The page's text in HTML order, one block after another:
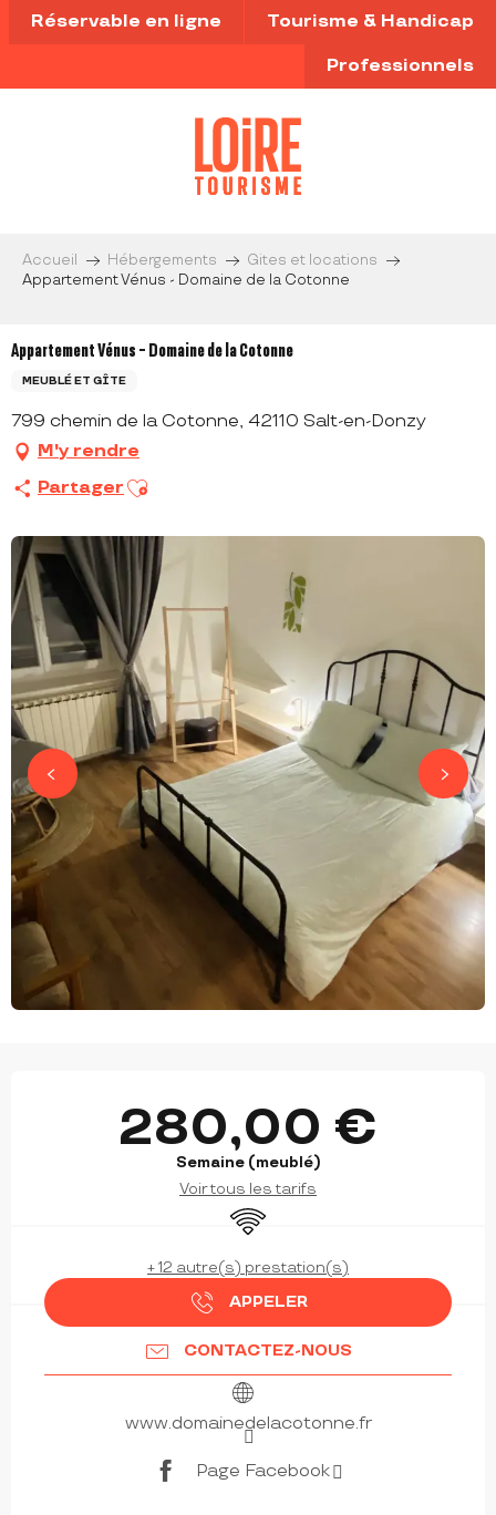
Aller
au
principal
Réservable en ligne Tourisme & Handicap
Professionnels
Accueil Hébergements
Gites et locations
Appartement Vénus - Domaine de la Cotonne
Appartement Vénus - Domaine de la Cotonne
MEUBLÉ ET GÎTE
799 chemin de la Cotonne, 42110 Salt-en-Donzy
M'y rendre
Partager Ajouter aux favoris
280,00 €
Semaine (meublé)
Voir tous les tarifs
WiFi
+ 12 autre(s) prestation(s)
APPELER
CONTACTEZ-NOUS
www.domainedelacotonne.fr
Page Facebook